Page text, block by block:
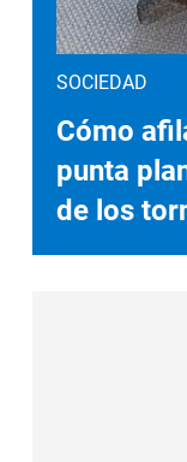
SOCIEDAD
Cómo
punta
de los